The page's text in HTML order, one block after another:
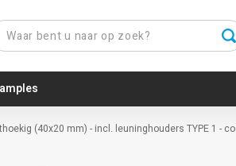
(40x20 mm) - incl. leuninghouders TYPE 1 -